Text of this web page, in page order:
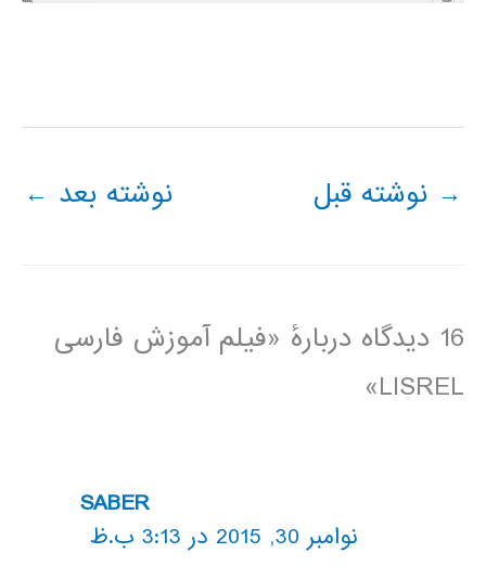
→ نوشته قبل نوشته بعد ←
16 دیدگاه دربارهٔ «فیلم آموزش فارسی
LISREL»
SABER
نوامبر 30, 2015 در 3:13 ب.ظ